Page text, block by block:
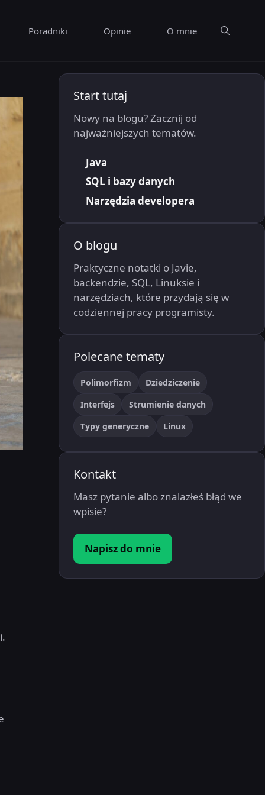
Poradniki Opinie O mnie
Start tutaj
Nowy na blogu? Zacznij od
najważniejszych tematów.
Java
SQL i bazy danych
Narzędzia developera
O blogu
Praktyczne notatki o Javie,
backendzie, SQL, Linuksie i
narzędziach, które przydają się w
codziennej pracy programisty.
Polecane tematy
Polimorfizm
Dziedziczenie
Interfejs
Strumienie danych
Typy generyczne
Linux
Kontakt
Masz pytanie albo znalazłeś błąd we
wpisie?
Napisz do mnie